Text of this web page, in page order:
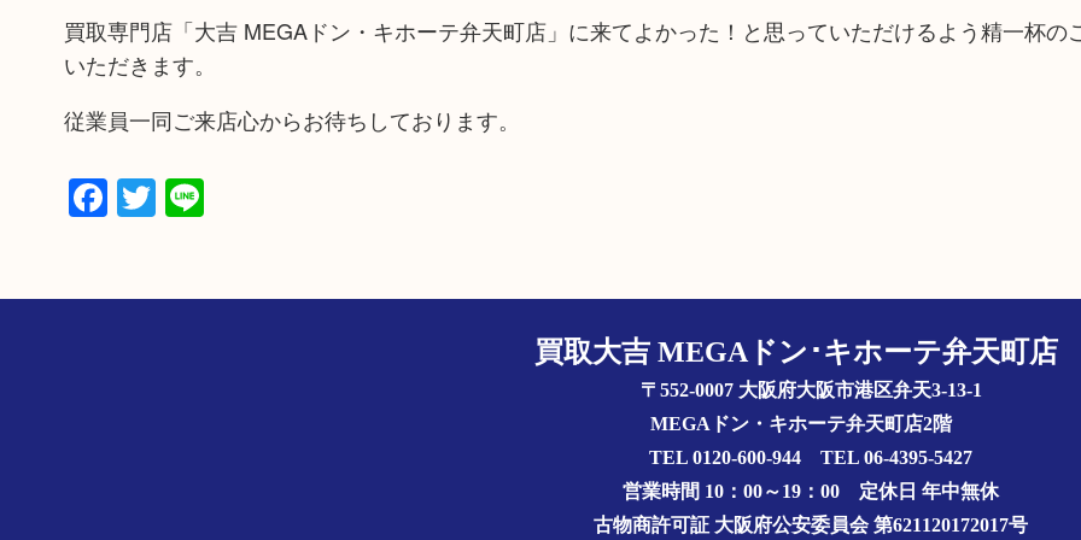
買取専門店「大吉 MEGAドン・キホーテ弁天町店」に来てよかった！と思っていただけるよう精一杯の
いただきます。
従業員一同ご来店心からお待ちしております。
Facebook
Twitter
Line
買取大吉 MEGAドン･キホーテ弁天町店
〒552-0007 大阪府大阪市港区弁天3-13-1
MEGAドン・キホーテ弁天町店2階
TEL 0120-600-944 TEL 06-4395-5427
営業時間 10：00～19：00 定休日 年中無休
古物商許可証 大阪府公安委員会 第621120172017号